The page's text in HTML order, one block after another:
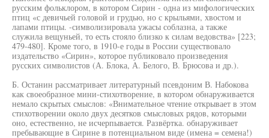
русским фольклором, в котором Сирин - одна из мифологических
птиц «с девичьей головой и грудью, но с крыльями, хвостом и
лапами птицы. -символизировала ужасы соблазна, а также
служила вещуньей, то есть стояло близко к силам ведовства» [223;
479-480]. Кроме того, в 1910-е годы в России существовало
издательство «Сирин», которое публиковало произведения
русских символистов (А. Блока, А. Белого, В. Брюсова и др.).
Б. Останин рассматривает литературный псевдоним В. Набокова
как своеобразное мини-стихотворение, в котором обнаруживается
немало скрытых смыслов: «Внимательное чтение открывает в этом
стихотворении около двух десятков смысловых рядов, которыми
оно, естественно, не исчерпывается. Развёртка. обнаруживает
пребывающие в Сирине в потенциальном виде (имена = семена!)